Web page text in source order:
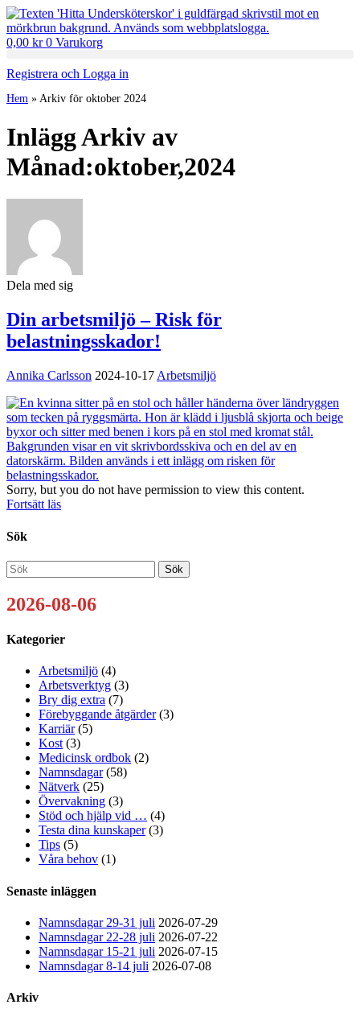
0,00 kr 0 Varukorg
Registrera och Logga in
Hem » Arkiv för oktober 2024
Inlägg Arkiv av
Månad:oktober,2024
Dela med sig
Din arbetsmiljö – Risk för
belastningsskador!
Annika Carlsson 2024-10-17 Arbetsmiljö
Sorry, but you do not have permission to view this content.
Fortsätt läs
Sök
2026-08-06
Kategorier
Arbetsmiljö (4)
Arbetsverktyg (3)
Bry dig extra (7)
Förebyggande åtgärder(3)
Karriär(5)
Kost (3)
Medicinsk ordbok (2)
Namnsdagar(58)
Nätverk (25)
Övervakning (3)
Stöd och hjälp vid … (4)
Testa dina kunskaper(3)
Tips (5)
Våra behov (1)
Senaste inläggen
Namnsdagar 29-31 juli 2026-07-29
Namnsdagar 22-28 juli 2026-07-22
Namnsdagar 15-21 juli 2026-07-15
Namnsdagar 8-14 juli 2026-07-08
Arkiv